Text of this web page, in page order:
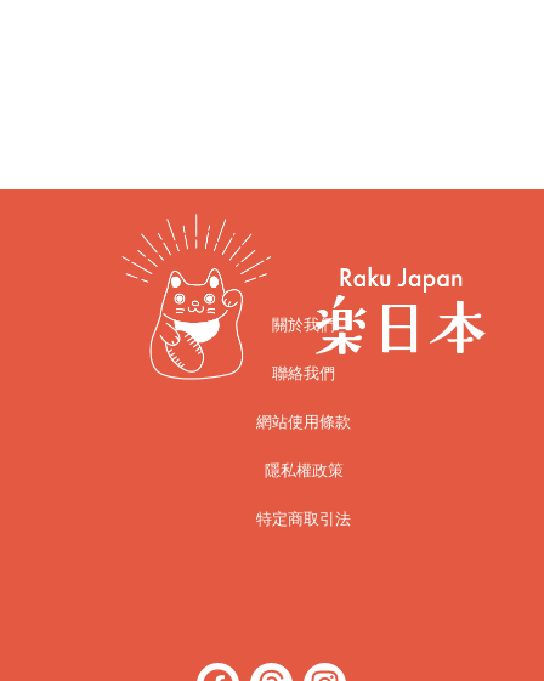
關於我們
聯絡我們
網站使用條款
隱私權政策
特定商取引法